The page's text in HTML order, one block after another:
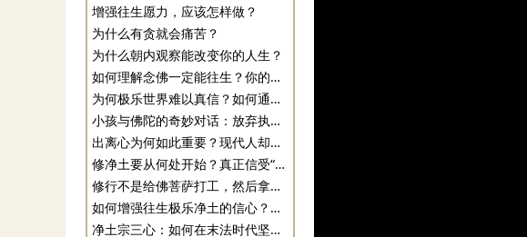
增强往生愿力，应该怎样做？
为什么有贪就会痛苦？
为什么朝内观察能改变你的人生？
如何理解念佛一定能往生？你的信心将在闻思修中产生
为何极乐世界难以真信？如何通过修行体会极乐的喜乐？
小孩与佛陀的奇妙对话：放弃执著的智慧故事 | 佛教寓言分享
出离心为何如此重要？现代人却为何难以生起？
修净土要从何处开始？真正信受“苦”才是第一步
修行不是给佛菩萨打工，然后拿到“成佛证”
如何增强往生极乐净土的信心？解密信愿行的修行法门|净土修行方法
净土宗三心：如何在末法时代坚定信念求生极乐净土|净土修行方法